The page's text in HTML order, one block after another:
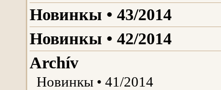
Новинкы • 43/2014
Новинкы • 42/2014
Archív
Новинкы • 41/2014